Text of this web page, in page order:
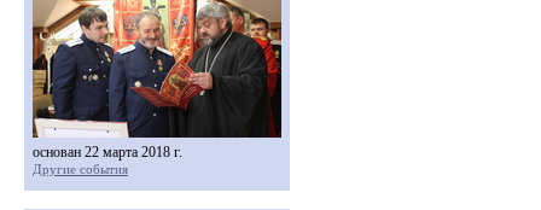
основан 22 марта 2018 г.
Другие события